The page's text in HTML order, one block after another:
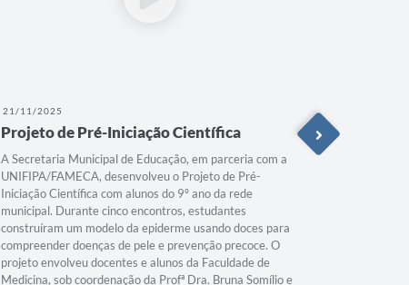
21/11/2025
Projeto de Pré-Iniciação Científica
A Secretaria Municipal de Educação, em parceria com a
UNIFIPA/FAMECA, desenvolveu o Projeto de Pré-
Iniciação Científica com alunos do 9º ano da rede
municipal. Durante cinco encontros, estudantes
construíram um modelo da epiderme usando doces para
compreender doenças de pele e prevenção precoce. O
projeto envolveu docentes e alunos da Faculdade de
Medicina, sob coordenação da Profª Dra. Bruna Somílio e